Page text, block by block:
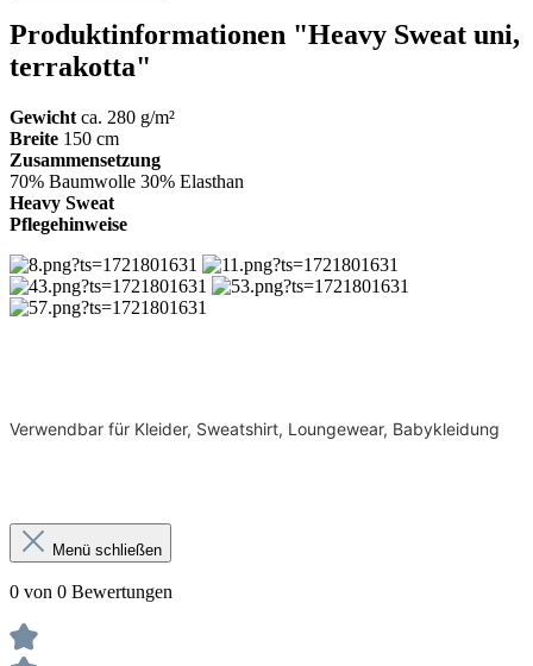
Produktinformationen "Heavy Sweat uni,
terrakotta"
Gewicht ca. 280 g/m²
Breite 150 cm
Zusammensetzung
70% Baumwolle 30% Elasthan
Heavy Sweat
Pflegehinweise
Verwendbar für Kleider, Sweatshirt, Loungewear, Babykleidung
Menü schließen
0 von 0 Bewertungen